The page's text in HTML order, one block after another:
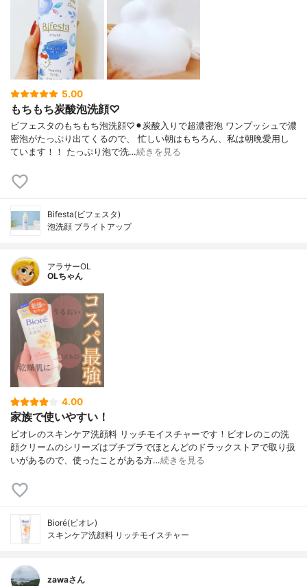
5.00
もちもち炭酸泡洗顔♡
ビフェスタのもちもち泡洗顔♡⚫︎炭酸入りで超濃密泡 ワンプッシュで濃
密泡がたっぷり出てくるので、 忙しい朝はもちろん、私は朝晩愛用し
ています！！ たっぷり泡で洗…続きを見る
Bifesta(ビフェスタ)
泡洗顔 ブライトアップ
アラサーOL
OLちゃん
4.00
家族で使いやすい！
ビオレのスキンケア洗顔料 リッチモイスチャーです！ビオレのこの洗
顔クリームのシリーズはプチプラでほとんどのドラックストアで取り扱
いがあるので、使ったことがある方…続きを見る
Bioré(ビオレ)
スキンケア洗顔料 リッチモイスチャー
zawaさん